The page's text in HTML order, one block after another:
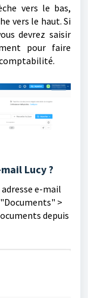
vers le bas,
vers le haut. Si
devrez saisir
pour faire
Lucy ?
e-mail
>
depuis